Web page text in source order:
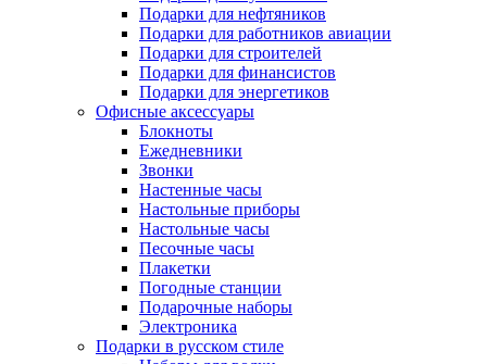
Подарки для нефтяников
Подарки для работников авиации
Подарки для строителей
Подарки для финансистов
Подарки для энергетиков
Офисные аксессуары
Блокноты
Ежедневники
Звонки
Настенные часы
Настольные приборы
Настольные часы
Песочные часы
Плакетки
Погодные станции
Подарочные наборы
Электроника
Подарки в русском стиле